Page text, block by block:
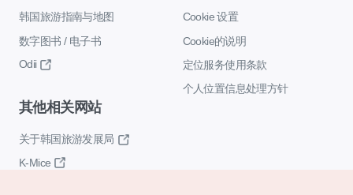
韩国旅游指南与地图
数字图书 / 电子书
Odii
Cookie 设置
Cookie的说明
定位服务使用条款
个人位置信息处理方针
其他相关网站
关于韩国旅游发展局
K-Mice